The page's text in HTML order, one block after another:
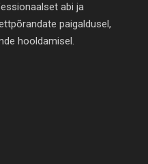
abi ja
paigaldusel,
hooldamisel.